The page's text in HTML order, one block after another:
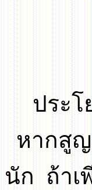
ประ
หากสูญ
นัก ถ้าเ